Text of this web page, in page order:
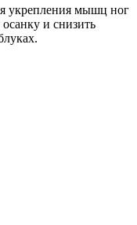
укрепления мышц ног
и снизить